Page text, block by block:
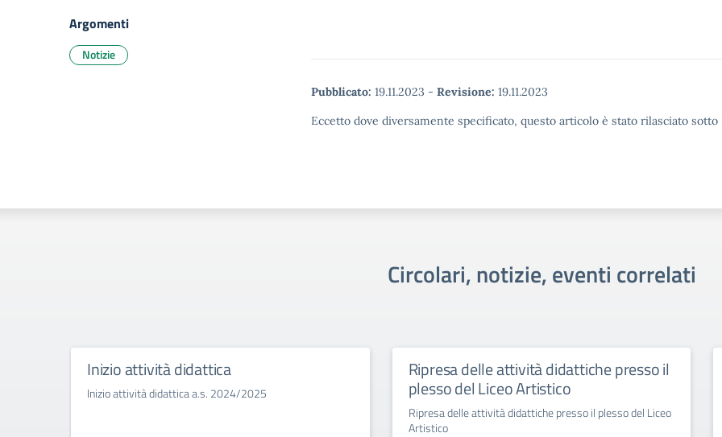
Pubblicato: 19.11.2023 - Revisione: 19.11.2023
Eccetto dove diversamente specificato, questo articolo è stato rilasciato
Argomenti
Notizie
Circolari, notizie, eventi correlati
Inizio attività didattica
Inizio attività didattica a.s. 2024/2025
Ripresa delle attività didattiche presso il
plesso del Liceo Artistico
Ripresa delle attività didattiche presso il plesso del Liceo
Artistico